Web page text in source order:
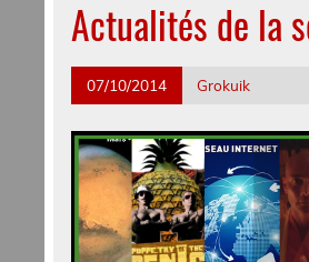
Actualités de la
07/10/2014 Grokuik